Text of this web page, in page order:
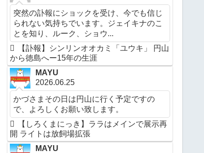
突然の訃報にショックを受け、今でも信じ
られない気持ちでいます。ジェイキナのこ
とを知り、ルーク、ショウ...
【訃報】シンリンオオカミ「ユウキ」 円山
から徳島へー15年の生涯
MAYU
2026.06.25
かづさまその日は円山に行く予定ですの
で、よろしくお願い致します。
【しろくまにっき】ララはメインで展示再
開 ライトは放飼場拡張
MAYU